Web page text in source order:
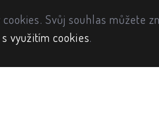
Svůj souhlas můžete
využitím cookies.